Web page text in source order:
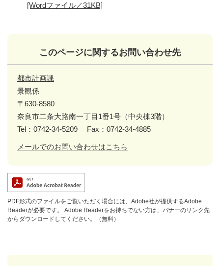
[Wordファイル／31KB]
このページに関するお問い合わせ先
都市計画課
景観係
〒630-8580
奈良市二条大路南一丁目1番1号（中央棟3階）
Tel：0742-34-5209
Fax：0742-34-4885
メールでのお問い合わせはこちら
PDF形式のファイルをご覧いただく場合には、Adobe社が提供するAdobe
Readerが必要です。
Adobe Readerをお持ちでない方は、バナーのリンク先
からダウンロードしてください。（無料）